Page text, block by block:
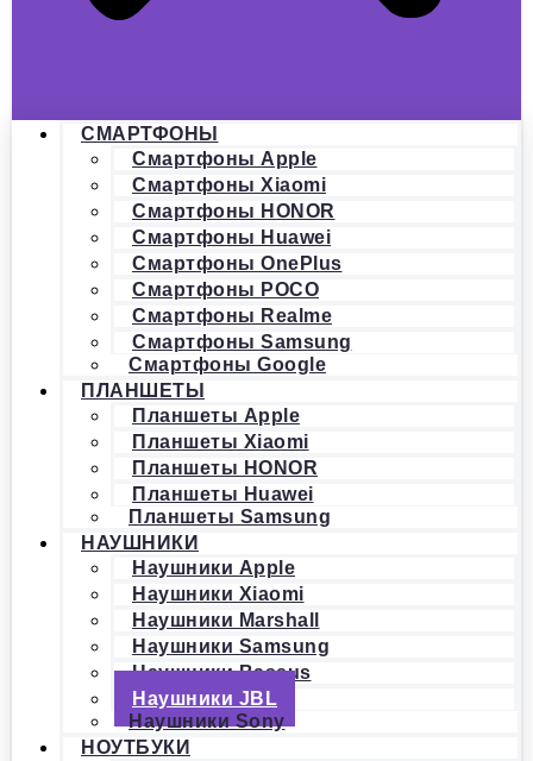
СМАРТФОНЫ
Смартфоны Apple
Смартфоны Xiaomi
Смартфоны HONOR
Смартфоны Huawei
Смартфоны OnePlus
Смартфоны POCO
Смартфоны Realme
Смартфоны Samsung
Смартфоны Google
ПЛАНШЕТЫ
Планшеты Apple
Планшеты Xiaomi
Планшеты HONOR
Планшеты Huawei
Планшеты Samsung
НАУШНИКИ
Наушники Apple
Наушники Xiaomi
Наушники Marshall
Наушники Samsung
Наушники Baseus
Наушники JBL
Наушники Sony
НОУТБУКИ